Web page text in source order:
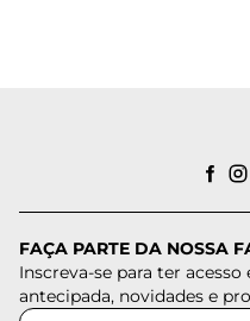
FAÇA PARTE DA NOSSA
Inscreva-se para ter acesso
antecipada, novidades e